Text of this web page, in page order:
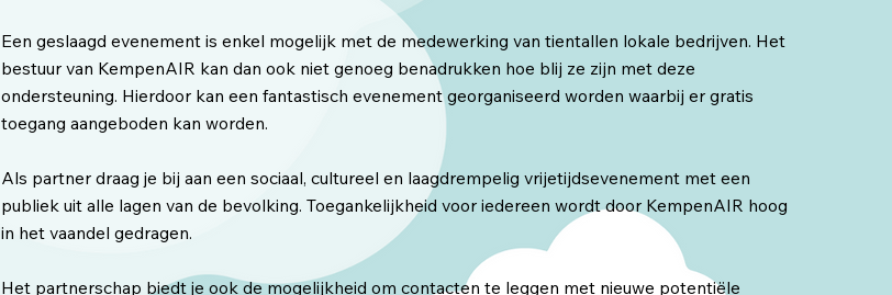
Een geslaagd evenement is enkel mogelijk met de medewerking van tientallen lokale bedrijven. Het
bestuur van KempenAIR kan dan ook niet genoeg benadrukken hoe blij ze zijn met deze
ondersteuning. Hierdoor kan een fantastisch evenement georganiseerd worden waarbij er gratis
toegang aangeboden kan worden.
Als partner draag je bij aan een sociaal, cultureel en laagdrempelig vrijetijdsevenement met een
publiek uit alle lagen van de bevolking. Toegankelijkheid voor iedereen wordt door KempenAIR hoog
in het vaandel gedragen.
Het partnerschap biedt je ook de mogelijkheid om contacten te leggen met nieuwe potentiële